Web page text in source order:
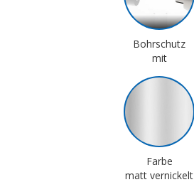
Bohrschutz
mit
Farbe
matt vernickelt